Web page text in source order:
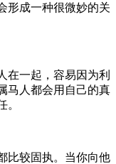
形成一种很微妙的关
在一起，容易因为利
马人都会用自己的真
。
比较固执。当你向他